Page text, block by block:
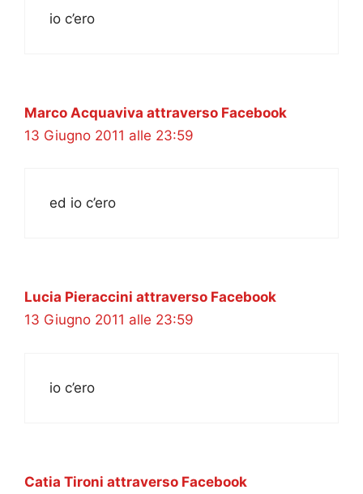
io c’ero
Marco Acquaviva attraverso Facebook
13 Giugno 2011 alle 23:59
ed io c’ero
Lucia Pieraccini attraverso Facebook
13 Giugno 2011 alle 23:59
io c’ero
Catia Tironi attraverso Facebook